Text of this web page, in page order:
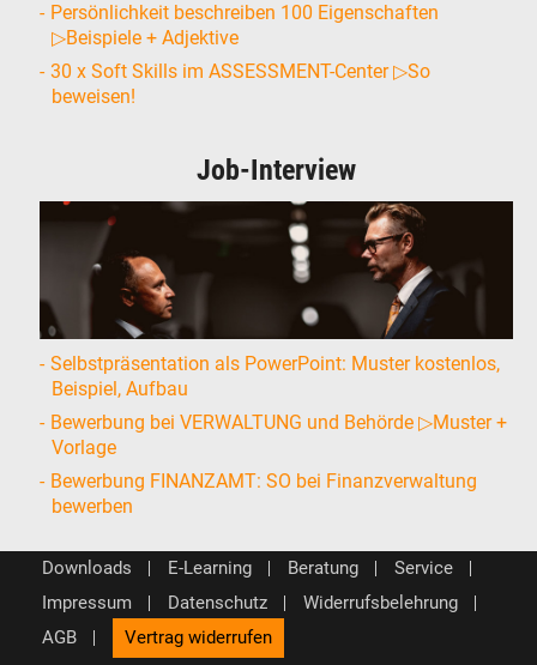
Persönlichkeit beschreiben 100 Eigenschaften
▷Beispiele + Adjektive
30 x Soft Skills im ASSESSMENT-Center ▷So
beweisen!
Job-Interview
Selbstpräsentation als PowerPoint: Muster kostenlos,
Beispiel, Aufbau
Bewerbung bei VERWALTUNG und Behörde ▷Muster +
Vorlage
Bewerbung FINANZAMT: SO bei Finanzverwaltung
bewerben
Downloads E-Learning Beratung
Service
Impressum
Datenschutz
Widerrufsbelehrung
AGB
Vertrag widerrufen